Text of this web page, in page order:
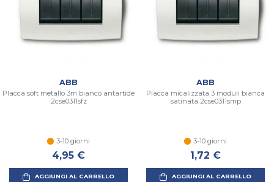
ABB
Placca soft metallo 3m bianco antartide
2cse0311sfz
3-10 giorni
4,95 €
AGGIUNGI AL CARRELLO
ABB
Placca micalizzata 3 moduli bianca
satinata 2cse0311smp
3-10 giorni
1,72 €
AGGIUNGI AL CARRELLO